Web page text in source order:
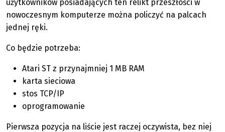
użytkowników posiadających ten relikt przeszłości w
nowoczesnym komputerze można policzyć na palcach
jednej ręki.
Co będzie potrzeba:
Atari ST z przynajmniej 1 MB RAM
karta sieciowa
stos TCP/IP
oprogramowanie
Pierwsza pozycja na liście jest raczej oczywista, bez niej